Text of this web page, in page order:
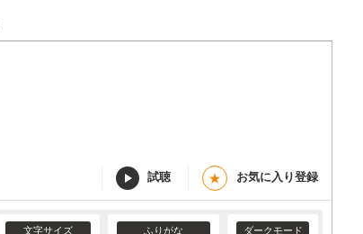
試聴 ★ お気に入り登録
文字サイズ ふりがな ダークモード